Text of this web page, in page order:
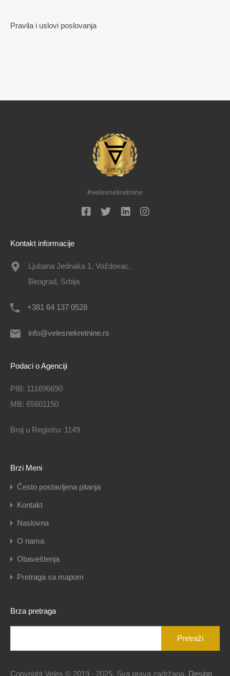
Pravila i uslovi poslovanja
#velesnekretnine
Kontakt informacije
Ljubana Jednaka 1, Voždovac,
Beograd, Srbija
+381 64 137 0528
info@velesnekretnine.rs
Podaci o Agenciji
PIB: 111696690
MB: 65601150
Broj u Registru: 1149
Brzi Meni
Često postavljena pitanja
Kontakt
Naslovna
O nama
Obaveštenja
Pretraga sa mapom
Brza pretraga
Copyright Veles © 2019 - 2025. Sva prava zadržana. Design